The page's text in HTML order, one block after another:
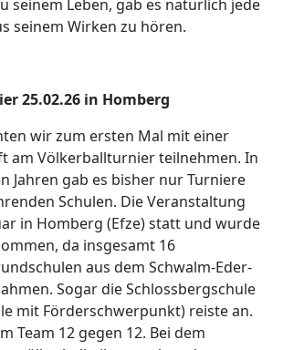
seinem Leben, gab es natürlich jede
seinem Wirken zu hören.
25.02.26 in Homberg
wir zum ersten Mal mit einer
am Völkerballturnier teilnehmen. In
Jahren gab es bisher nur Turniere
Schulen. Die Veranstaltung
in Homberg (Efze) statt und wurde
da insgesamt 16
aus dem Schwalm-Eder-
Sogar die Schlossbergschule
mit Förderschwerpunkt) reiste an.
Team 12 gegen 12. Bei dem